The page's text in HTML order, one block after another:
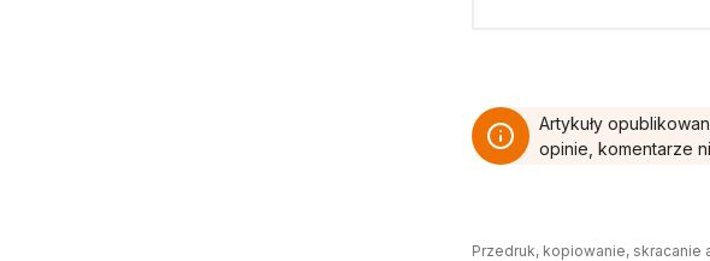
Artykuły
opinie, komentarze
Przedruk, kopiowanie, skracanie